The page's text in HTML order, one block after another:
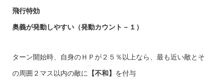
飛行特効
奥義が発動しやすい（発動カウント－１）
ターン開始時、自身のＨＰが２５％以上なら、最も近い敵とそ
の周囲２マス以内の敵に 【不和】 を付与